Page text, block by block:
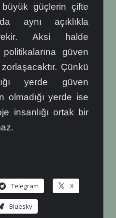
güçlerin çifte
aynı açıklıkla
Aksi halde
güven
Çünkü
yerde güven
olmadığı yerde ise
insanlığı ortak bir
Telegram X
Bluesky